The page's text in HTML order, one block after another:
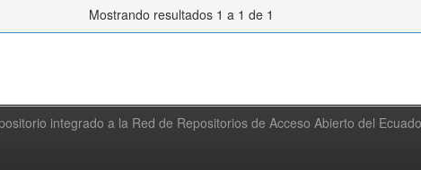
Mostrando resultados 1 a 1 de 1
integrado a la Red de Repositorios de Acceso Abierto del